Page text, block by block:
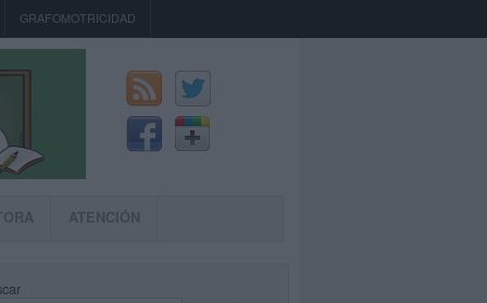
GRAFOMOTRICIDAD
ATENCIÓN